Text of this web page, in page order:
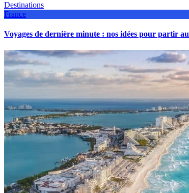
Destinations
France
Voyages de dernière minute : nos idées pour partir